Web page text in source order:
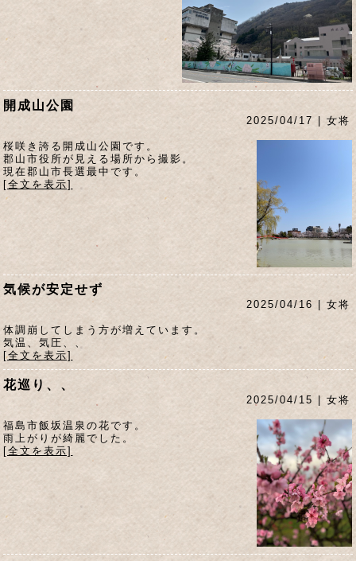
開成山公園
2025/04/17 | 女将
桜咲き誇る開成山公園です。
郡山市役所が見える場所から撮影。
現在郡山市長選最中です。
[全文を表示]
気候が安定せず
2025/04/16 | 女将
体調崩してしまう方が増えています。
気温、気圧、、
[全文を表示]
花巡り、、
2025/04/15 | 女将
福島市飯坂温泉の花です。
雨上がりが綺麗でした。
[全文を表示]